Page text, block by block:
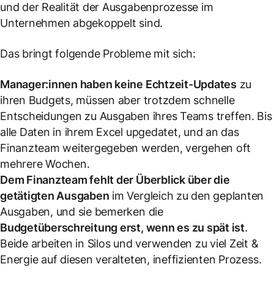
und der Realität der Ausgabenprozesse im
Unternehmen abgekoppelt sind.
Das bringt folgende Probleme mit sich:
Manager:innen haben keine Echtzeit-Updates zu
ihren Budgets, müssen aber trotzdem schnelle
Entscheidungen zu Ausgaben ihres Teams treffen. Bis
alle Daten in ihrem Excel upgedatet, und an das
Finanzteam weitergegeben werden, vergehen oft
mehrere Wochen.
Dem Finanzteam fehlt der Überblick über die
getätigten Ausgaben im Vergleich zu den geplanten
Ausgaben, und sie bemerken die
Budgetüberschreitung erst, wenn es zu spät ist.
Beide arbeiten in Silos und verwenden zu viel Zeit &
Energie auf diesen veralteten, ineffizienten Prozess.